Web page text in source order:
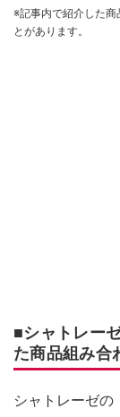
※記事内で紹介した商
とがあります。
■シャトレー
た商品組み合
シャトレーゼの